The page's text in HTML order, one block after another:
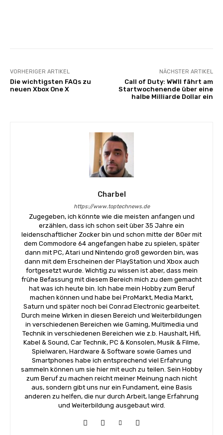
VORHERIGER ARTIKEL
Die wichtigsten FAQs zu
neuen Xbox One X
NÄCHSTER ARTIKEL
Call of Duty: WWII fährt am
Startwochenende über eine
halbe Milliarde Dollar ein
Charbel
https://www.toptechnews.de
Zugegeben, ich könnte wie die meisten anfangen und
erzählen, dass ich schon seit über 35 Jahre ein
leidenschaftlicher Zocker bin und schon mitte der 80er mit
dem Commodore 64 angefangen habe zu spielen, später
dann mit PC, Atari und Nintendo groß geworden bin, was
dann mit dem Erscheinen der PlayStation und Xbox auch
fortgesetzt wurde. Wichtig zu wissen ist aber, dass mein
frühe Befassung mit diesem Bereich mich zu dem gemacht
hat was ich heute bin. Ich habe mein Hobby zum Beruf
machen können und habe bei ProMarkt, Media Markt,
Saturn und später noch bei Conrad Electronic gearbeitet.
Durch meine Wirken in diesen Bereich und Weiterbildungen
in verschiedenen Bereichen wie Gaming, Multimedia und
Technik in verschiedenen Bereichen wie z.b. Haushalt, Hifi,
Kabel & Sound, Car Technik, PC & Konsolen, Musik & Filme,
Spielwaren, Hardware & Software sowie Games und
Smartphones habe ich entsprechend viel Erfahrung
sammeln können um sie hier mit euch zu teilen. Sein Hobby
zum Beruf zu machen reicht meiner Meinung nach nicht
aus, sondern gibt uns nur ein Fundament, eine Basis
anderen zu helfen, die nur durch Arbeit, lange Erfahrung
und Weiterbildung ausgebaut wird.